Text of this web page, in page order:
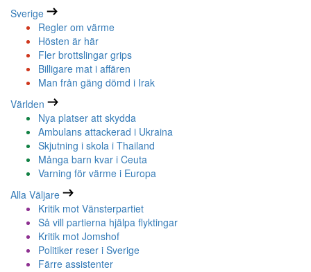
Sverige
Regler om värme
Hösten är här
Fler brottslingar grips
Billigare mat i affären
Man från gäng dömd i Irak
Världen
Nya platser att skydda
Ambulans attackerad i Ukraina
Skjutning i skola i Thailand
Många barn kvar i Ceuta
Varning för värme i Europa
Alla Väljare
Kritik mot Vänsterpartiet
Så vill partierna hjälpa flyktingar
Kritik mot Jomshof
Politiker reser i Sverige
Färre assistenter